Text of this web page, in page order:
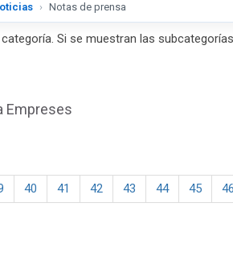
Notas de prensa
Si se muestran las
Empreses
40 41 42 43 44 45 46